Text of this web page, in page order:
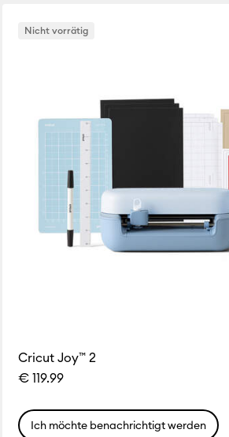
Top
Nicht vorrätig
Cricut Joy™ 2
€ 119.99
Ich möchte benachrichtigt werden